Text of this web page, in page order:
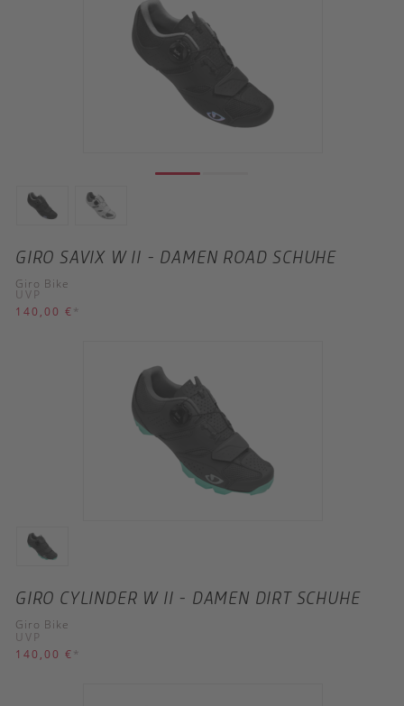
GIRO SAVIX W II - DAMEN ROAD SCHUHE
Giro Bike
UVP
140,00 € *
GIRO CYLINDER W II - DAMEN DIRT SCHUHE
Giro Bike
UVP
140,00 € *